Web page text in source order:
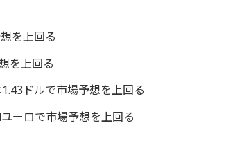
を上回る
を上回る
ドルで市場予想を上回る
ーロで市場予想を上回る